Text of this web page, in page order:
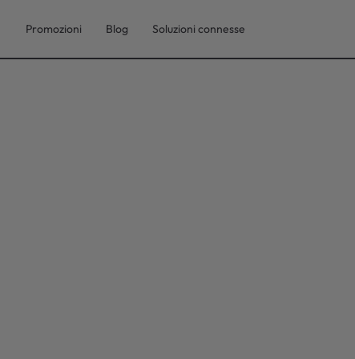
Promozioni Blog Soluzioni connesse